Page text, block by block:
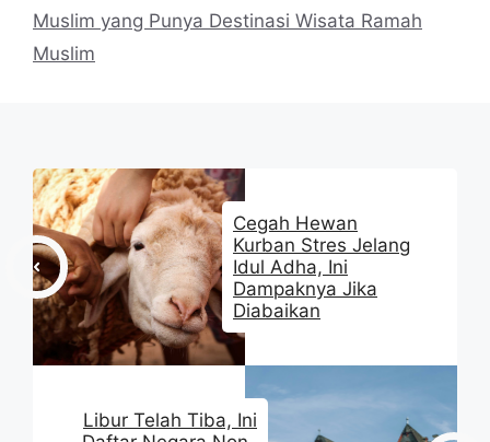
Muslim yang Punya Destinasi Wisata Ramah
Muslim
Cegah Hewan
Kurban Stres Jelang
Idul Adha, Ini
Dampaknya Jika
Diabaikan
Libur Telah Tiba, Ini